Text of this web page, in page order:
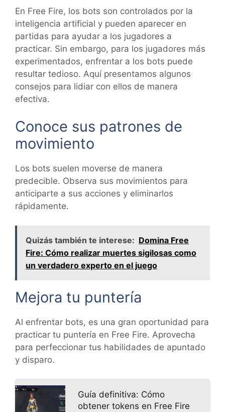
En Free Fire, los bots son controlados por la
inteligencia artificial y pueden aparecer en
partidas para ayudar a los jugadores a
practicar. Sin embargo, para los jugadores más
experimentados, enfrentar a los bots puede
resultar tedioso. Aquí presentamos algunos
consejos para lidiar con ellos de manera
efectiva.
Conoce sus patrones de
movimiento
Los bots suelen moverse de manera
predecible. Observa sus movimientos para
anticiparte a sus acciones y eliminarlos
rápidamente.
Quizás también te interese: Domina Free
Fire: Cómo realizar muertes sigilosas como
un verdadero experto en el juego
Mejora tu puntería
Al enfrentar bots, es una gran oportunidad para
practicar tu puntería en Free Fire. Aprovecha
para perfeccionar tus habilidades de apuntado
y disparo.
Guía definitiva: Cómo
obtener tokens en Free Fire